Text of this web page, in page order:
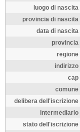
luogo di nascita
provincia di nascita
data di nascita
provincia
regione
indirizzo
cap
comune
delibera dell'iscrizione
intermediario
stato dell'iscrizione